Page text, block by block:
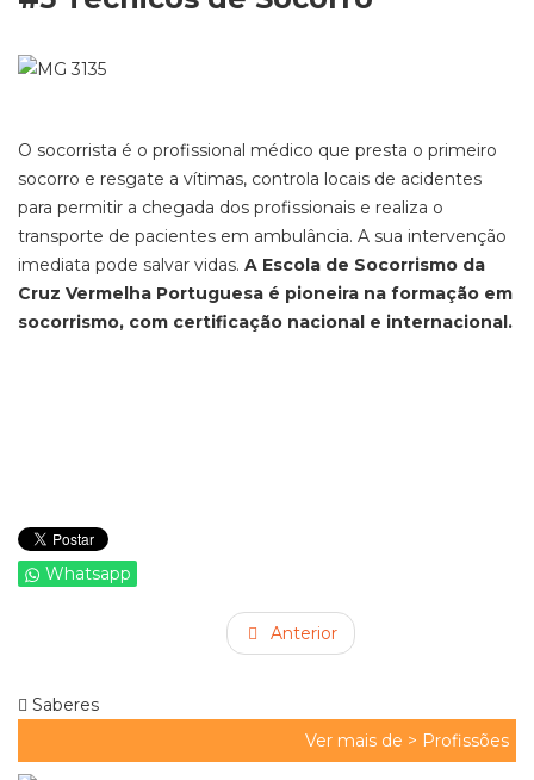
O socorrista é o profissional médico que presta o primeiro
socorro e resgate a vítimas, controla locais de acidentes
para permitir a chegada dos profissionais e realiza o
transporte de pacientes em ambulância. A sua intervenção
imediata pode salvar vidas. A Escola de Socorrismo da
Cruz Vermelha Portuguesa é pioneira na formação em
socorrismo, com certificação nacional e internacional.
Whatsapp
Anterior
Saberes
Ver mais de > Profissões